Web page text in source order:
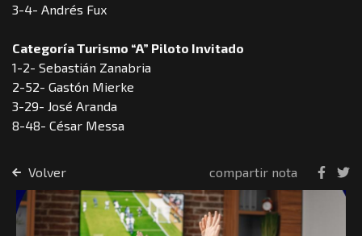
3-4- Andrés Fux
Categoría Turismo “A” Piloto Invitado
1-2- Sebastián Zanabria
2-52- Gastón Mierke
3-29- José Aranda
8-48- César Messa
Volver compartir nota